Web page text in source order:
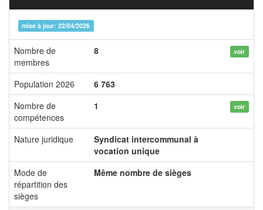
mise à jour: 22/04/2026
Nombre de
membres
8 voir
Population 2026
6 763
Nombre de
compétences
1 voir
Nature juridique
Syndicat intercommunal à
vocation unique
Mode de
répartition des
sièges
Même nombre de sièges